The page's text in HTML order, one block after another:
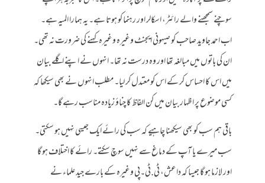
سوچنے سمجھنے والے رائٹر، اسکالر اور رہنما کو ہوتا ہے۔ یہ ہمارا المیہ ہے۔
اب احمد جاوید صاحب کو صیہونی ایجنٹ وغیرہ وغیرہ کہنے کی ضرورت نہ تھی۔
ان کی باتوں میں مبالغہ تھا اور وہ درست نہ تھا۔ انہوں نے اپنے اگلے بیان
میں اس کا احساس کر کے اس کو معتدل کر لیا۔ مطلب انہوں نے بھی سیکھا کہ
کسی موضوع پر اظہار بیان میں کن الفاظ کا چناؤ زیادہ مناسب رہے گا۔
باقی ہم سب کو بھی سیکھنا چاہیے کہ سب کی رائے ایک جیسی نہیں ہو سکتی۔
سب میرے یا آپ کے دماغ سے نہیں سوچ سکتے۔ رائے کا اختلاف ہو گا
اور لازما ہو گا جیسا کہ داعش، ٹی.ٹی۔پی وغیرہ کے بارے جید علماء نے